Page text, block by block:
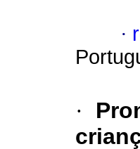
·
·